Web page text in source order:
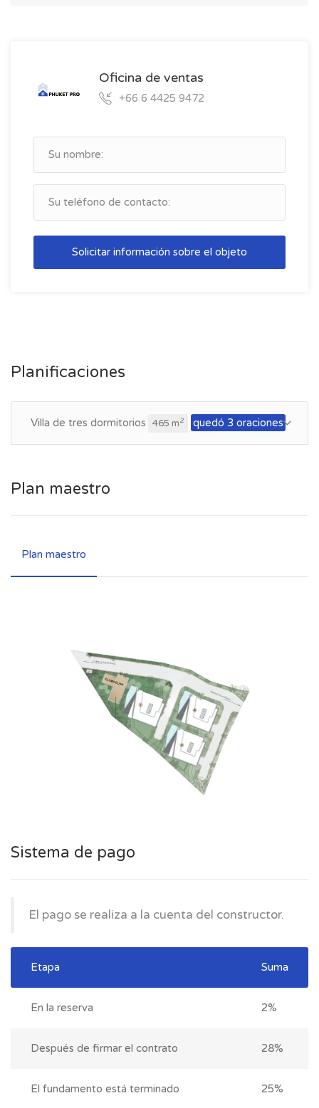
Oficina de ventas
+66 6 4425 9472
Solicitar información sobre el objeto
Planificaciones
Villa de tres dormitorios 465 m2 quedó 3 oraciones
Plan maestro
Plan maestro
Sistema de pago
El pago se realiza a la cuenta del constructor.
Etapa Suma
En la reserva 2%
Después de firmar el contrato 28%
El fundamento está terminado 25%